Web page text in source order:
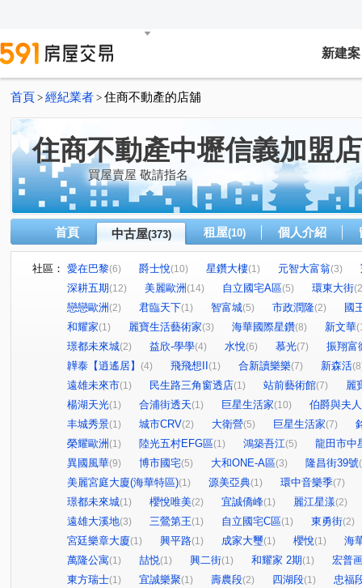
新建案
首頁 > 經紀業者 > 住商不動產的店舖
住商不動產中壢信義加盟店
買屋賣屋 敬請指名
首頁 中古屋(373) 租屋(10) 個人介紹
社區： 愛在巴黎(6) 爵士悅(10) 星鑽大樓(1) 元智大富翁(3)
深耕五期(12) 美麗歐洲(14) 自立國宅A區(5) 環東大街
戀戀歐洲(2) 君臨天下(1) 智富城(5) 市政潤隆(2)
國
和耀家(1) 麗寶生活藝術家(3) 海華國際星鑽(8) 新文華
璟都未來城(2) 益欣-學學(4) 水悅(6) 慕光(7)
振翔富
韡泰【逍遙居】
(4) 飛飛想II (1) 合新讀樂樂(7) 新森活
遠雄未來市(1) 民生路三角窗透店(1) 站前藝術館(7)
麗
楊湖天光(1) 合浦街透天(1) 巨星生活家(10)
伯爵與夫人
丰城秀景(1) 城市CRV(2) 大衛營(5) 巨星生活家(7)
榮耀歐洲 (1) 陸光五村EFG區(1) 鴻築吾江(5)
龍田市中
異國風華(9) 博市國宅(5) 大和ONE-A區(3) 隆昌街39號
美麗宮庭大廈(海華特區)(1) 源美亞典(1) 環中音樂季(7)
璟都未來城(1) 櫻悅唯美(2) 宜誠僑峰(1) 麗江星漾(2)
遠雄大溪地(3) 三鶯第王(1) 自立國宅C區(1) 東勇街(2)
宮廷樂章大廈(1) 興平路(1) 成家大璽(1) 櫻悅(1)
海
萬隆公寓(1) 喆悦(1) 興二街(1) 和耀家 2期(1)
宏普
東方瑞士(1) 宜誠樂聚(1) 壽農段(2) 四湖段(1)
忠福